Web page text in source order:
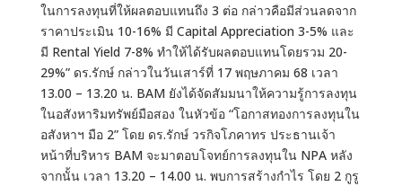
ในการลงทุนที่ให้ผลตอบแทนถึง 3 ต่อ กล่าวคือมีส่วนลดจาก
ราคาประเมิน 10-16% มี Capital Appreciation 3-5% และ
มี Rental Yield 7-8% ทำให้ได้รับผลตอบแทนโดยรวม 20-
29%” ดร.รักษ์ กล่าวในวันเสาร์ที่ 17 พฤษภาคม 68 เวลา
13.00 – 13.20 น. BAM ยังได้จัดสัมมนาให้ความรู้การลงทุน
ในอสังหาริมทรัพย์มือสอง ในหัวข้อ “โอกาสทองการลงทุนใน
อสังหาฯ มือ 2” โดย ดร.รักษ์ วรกิจโภคาทร ประธานเจ้า
หน้าที่บริหาร BAM จะมาตอบโจทย์การลงทุนใน NPA หลัง
จากนั้น เวลา 13.20 – 14.00 น. พบการสร้างกำไร โดย 2 กูรู